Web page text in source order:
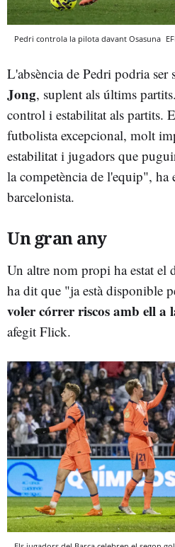
Pedri controla la pilota davant Osasuna
L'absència de Pedri podria ser
Jong, suplent als últims
control i estabilitat als partits.
futbolista excepcional, molt
estabilitat i jugadors que
la competència de l'equip", ha
barcelonista.
Un gran any
Un altre nom propi ha estat el
ha dit que "ja està disponible
voler córrer riscos amb ell a
afegit Flick.